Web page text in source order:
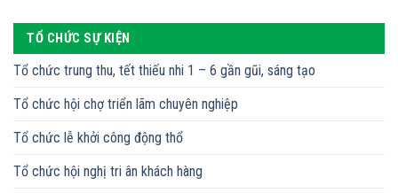
TỔ CHỨC SỰ KIỆN
Tổ chức trung thu, tết thiếu nhi 1 – 6 gần gũi, sáng tạo
Tổ chức hội chợ triển lãm chuyên nghiệp
Tổ chức lễ khởi công động thổ
Tổ chức hội nghị tri ân khách hàng